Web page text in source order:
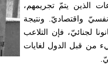
الذين يتمّ تجريمهم،
واقتصاديّ. ونتيجة
لجنائيّ، فإن التلاعب
من قبل الدول لغايات